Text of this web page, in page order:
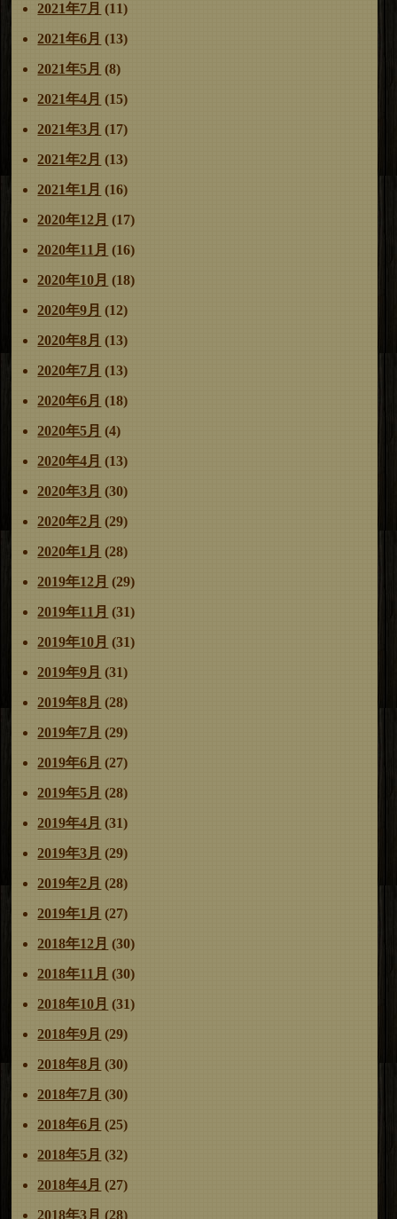
2021年7月 (11)
2021年6月 (13)
2021年5月 (8)
2021年4月 (15)
2021年3月 (17)
2021年2月 (13)
2021年1月 (16)
2020年12月 (17)
2020年11月 (16)
2020年10月 (18)
2020年9月 (12)
2020年8月 (13)
2020年7月 (13)
2020年6月 (18)
2020年5月 (4)
2020年4月 (13)
2020年3月 (30)
2020年2月 (29)
2020年1月 (28)
2019年12月 (29)
2019年11月 (31)
2019年10月 (31)
2019年9月 (31)
2019年8月 (28)
2019年7月 (29)
2019年6月 (27)
2019年5月 (28)
2019年4月 (31)
2019年3月 (29)
2019年2月 (28)
2019年1月 (27)
2018年12月 (30)
2018年11月 (30)
2018年10月 (31)
2018年9月 (29)
2018年8月 (30)
2018年7月 (30)
2018年6月 (25)
2018年5月 (32)
2018年4月 (27)
2018年3月 (28)